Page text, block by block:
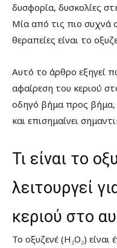
δυσφορία, δυσκολίες
Μία από τις πιο συχνά
θεραπείες είναι το
Αυτό το άρθρο εξηγεί
αφαίρεση του κεριού
οδηγό βήμα προς βήμα,
και επισημαίνει
Τι είναι το
λειτουργεί
κεριού στο
Το οξυζενέ (H₂O₂)